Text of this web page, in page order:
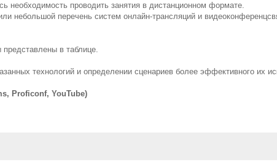
необходимость проводить занятия в дистанционном формате.
небольшой перечень систем онлайн-трансляций и
в таблице.
технологий и определении сценариев более эффективного их
Proficonf, YouTube)